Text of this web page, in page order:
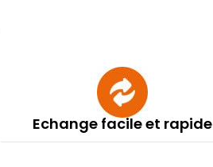
Echange facile et rapide